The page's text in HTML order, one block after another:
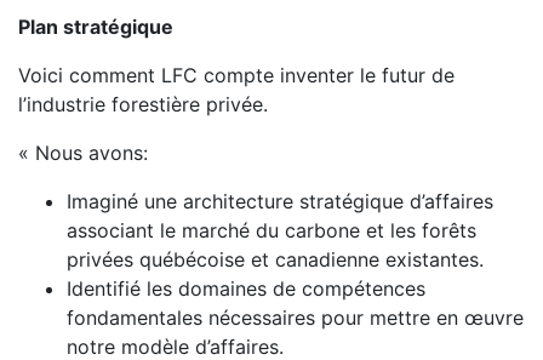
Plan stratégique
Voici comment LFC compte inventer le futur de
l’industrie forestière privée.
« Nous avons:
Imaginé une architecture stratégique d’affaires
associant le marché du carbone et les forêts
privées québécoise et canadienne existantes.
Identifié les domaines de compétences
fondamentales nécessaires pour mettre en œuvre
notre modèle d’affaires.